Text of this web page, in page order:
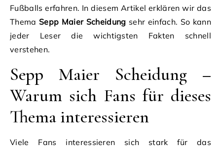
Fußballs erfahren. In diesem Artikel erklären wir das
ThemaSepp Maier Scheidung sehr einfach. So kann
jeder Leser die wichtigsten Fakten schnell
verstehen.
Sepp Maier Scheidung –
Warum sich Fans für dieses
Thema interessieren
Viele Fans interessieren sich stark für das